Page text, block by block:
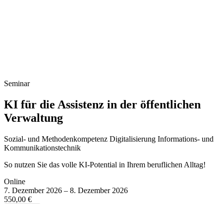
Seminar
KI für die Assistenz in der öffentlichen
Verwaltung
Sozial- und Methodenkompetenz Digitalisierung Informations- und
Kommunikationstechnik
So nutzen Sie das volle KI-Potential in Ihrem beruflichen Alltag!
Online
7. Dezember 2026 – 8. Dezember 2026
550,00 €